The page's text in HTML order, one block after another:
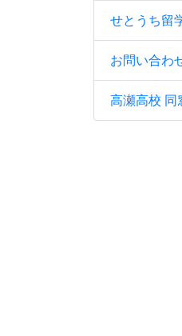
せとうち留
お問い合わ
高瀬高校 同